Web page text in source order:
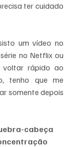
ter cuidado
um vídeo no
no Netflix ou
voltar rápido ao
tenho que me
somente depois
cabeça